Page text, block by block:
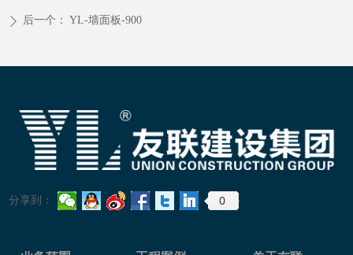
ꄲ 后一个： YL-墙面板-900
分享到： 0